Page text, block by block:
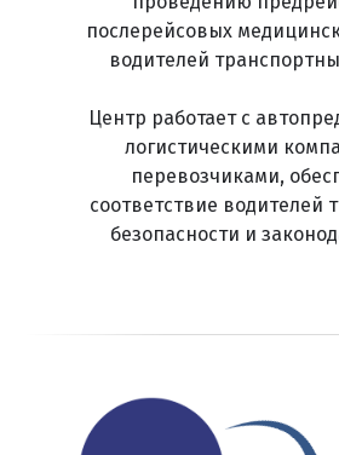
послерейсовых
водителей
Центр работает с
логистическими
перевозчиками,
соответствие водителей
безопасности и